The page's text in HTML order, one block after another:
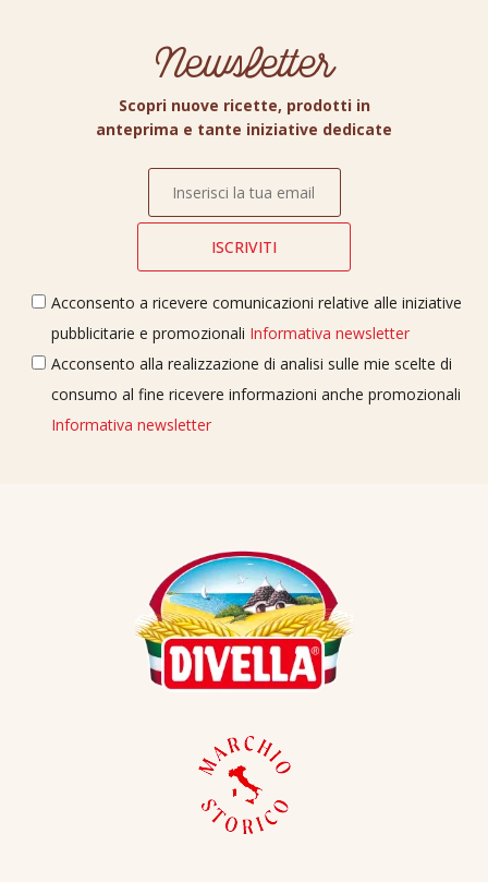
Newsletter
Scopri nuove ricette, prodotti in
anteprima e tante iniziative dedicate
Acconsento a ricevere comunicazioni relative alle iniziative
pubblicitarie e promozionali Informativa newsletter
Acconsento alla realizzazione di analisi sulle mie scelte di
consumo al fine ricevere informazioni anche promozionali
Informativa newsletter